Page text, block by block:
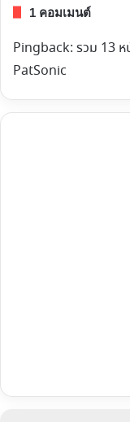
1 คอมเมนต์
Pingback: รวม 13
PatSonic